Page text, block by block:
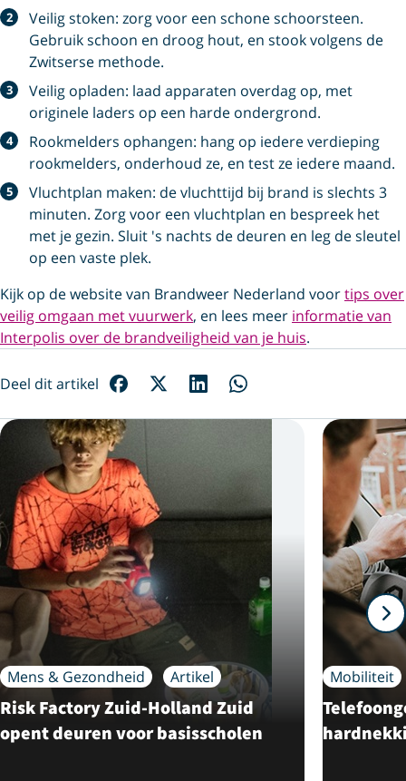
Veilig stoken: zorg voor een schone schoorsteen.
Gebruik schoon en droog hout, en stook volgens de
Zwitserse methode.
Veilig opladen: laad apparaten overdag op, met
originele laders op een harde ondergrond.
Rookmelders ophangen: hang op iedere verdieping
rookmelders, onderhoud ze, en test ze iedere maand.
Vluchtplan maken: de vluchttijd bij brand is slechts 3
minuten. Zorg voor een vluchtplan en bespreek het
met je gezin. Sluit 's nachts de deuren en leg de sleutel
op een vaste plek.
Kijk op de website van Brandweer Nederland voortips over
veilig omgaan met vuurwerk, en lees meer informatie van
Interpolis over de brandveiligheid van je huis.
Deel dit artikel
Mens & Gezondheid Artikel
Risk Factory Zuid-Holland Zuid
opent deuren voor basisscholen
Mobiliteit